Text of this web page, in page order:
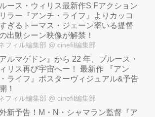
ース・ウィリス最新作S Fアクション
ラー『アンチ・ライフ』よりカッコ
ぎるトーマス・ジェーン率いる提督
出動シーン映像が解禁！
フィル編集部 @ cinefil編集部
アルマゲドン』から 22 年、ブルース・
リス再び宇宙へー！ 最新作 『アン
ライフ』ポスターヴィジュアル&予告
！
フィル編集部 @ cinefil編集部
新予告！M・N・シャマラン監督『ア